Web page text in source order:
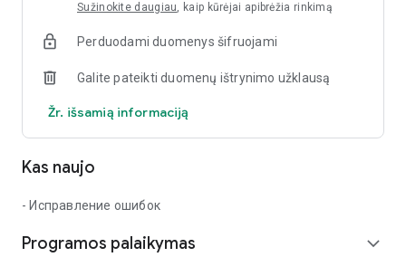
pastabas. Jei turite kokių nors sunkumų ir klausimų, rašykite
Sužinokite daugiau, kaip kūrėjai apibrėžia rinkimą
Perduodami duomenys šifruojami
Galite pateikti duomenų ištrynimo užklausą
Žr. išsamią informaciją
Kas naujo
- Исправление ошибок
Programos palaikymas expand_more